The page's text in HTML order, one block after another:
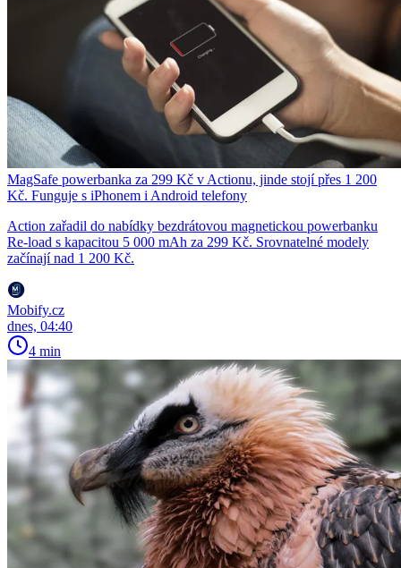
MagSafe powerbanka za 299 Kč v Actionu, jinde stojí přes 1 200
Kč. Funguje s iPhonem i Android telefony
Action zařadil do nabídky bezdrátovou magnetickou powerbanku
Re-load s kapacitou 5 000 mAh za 299 Kč. Srovnatelné modely
začínají nad 1 200 Kč.
Mobify.cz
dnes, 04:40
4 min